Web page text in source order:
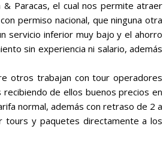
& Paracas, el cual nos permite atraer
permiso nacional, que ninguna otra
servicio inferior muy bajo y el ahorro
sin experiencia ni salario, además
otros trabajan con tour operadores
de ellos buenos precios en
normal, además con retraso de 2 a
tours y paquetes directamente a los